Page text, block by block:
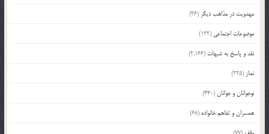
مهدویت در مذاهب دیگر (36)
موضوعات اجتماعی (122)
نقد و پاسخ به شبهات (2,166)
نماز (225)
نوجوانان و جوانان(440)
همسران و تفاهم خانواده (68)